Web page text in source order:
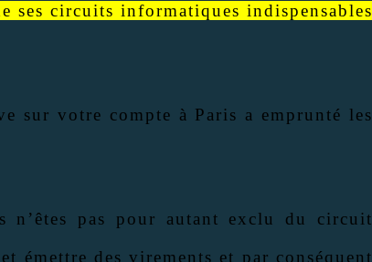
ses circuits informatiques indispensables
sur votre compte à Paris a emprunté les
n’êtes pas pour autant exclu du circuit
émettre des virements et par conséquent